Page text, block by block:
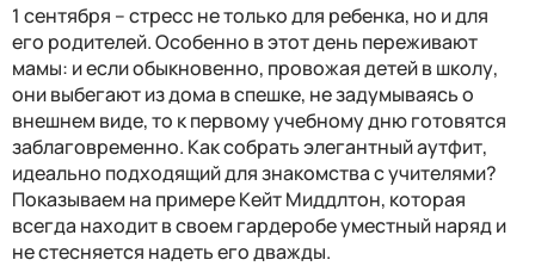
1 сентября – стресс не только для ребенка, но и для
его родителей. Особенно в этот день переживают
мамы: и если обыкновенно, провожая детей в школу,
они выбегают из дома в спешке, не задумываясь о
внешнем виде, то к первому учебному дню готовятся
заблаговременно. Как собрать элегантный аутфит,
идеально подходящий для знакомства с учителями?
Показываем на примере Кейт Миддлтон, которая
всегда находит в своем гардеробе уместный наряд и
не стесняется надеть его дважды.